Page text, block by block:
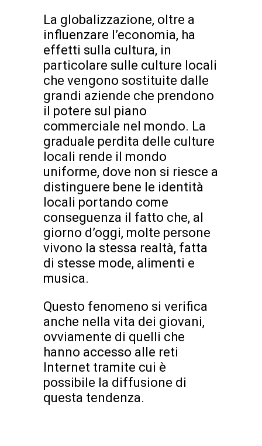
La globalizzazione, oltre a
influenzare l’economia, ha
effetti sulla cultura, in
particolare sulle culture locali
che vengono sostituite dalle
grandi aziende che prendono
il potere sul piano
commerciale nel mondo. La
graduale perdita delle culture
locali rende il mondo
uniforme, dove non si riesce a
distinguere bene le identità
locali portando come
conseguenza il fatto che, al
giorno d’oggi, molte persone
vivono la stessa realtà, fatta
di stesse mode, alimenti e
musica.
Questo fenomeno si verifica
anche nella vita dei giovani,
ovviamente di quelli che
hanno accesso alle reti
Internet tramite cui è
possibile la diffusione di
questa tendenza.